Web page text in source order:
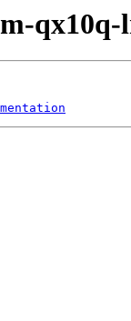
qx10q-